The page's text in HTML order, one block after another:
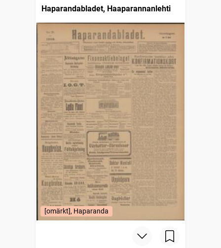
Haparandabladet, Haaparannanlehti
[omärkt], Haparanda